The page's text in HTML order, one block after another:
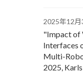
2025年12月
"Impact of
Interfaces
Multi-
2025,